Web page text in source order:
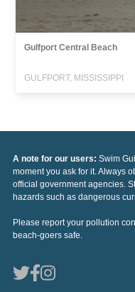
Gulfport Central Beach
GULFPORT, MISSISSIPPI
A note for our users: Swim
moment you ask for it. Always
official government agencies.
hazards such as dangerous
Please report your pollution
beach-goers safe.